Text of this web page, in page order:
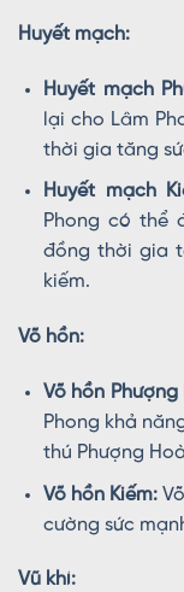
Huyết mạch:
Huyết mạch
lại cho Lâm
thời gia tăng
Huyết mạch
Phong có thể
đồng thời gia
kiếm.
Võ hồn:
Võ hồn Phượng
Phong khả
thú Phượng
Võ hồn Kiếm:
cường sức
Vũ khí: